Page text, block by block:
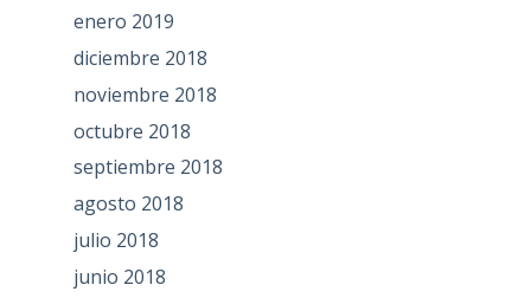
enero 2019
diciembre 2018
noviembre 2018
octubre 2018
septiembre 2018
agosto 2018
julio 2018
junio 2018